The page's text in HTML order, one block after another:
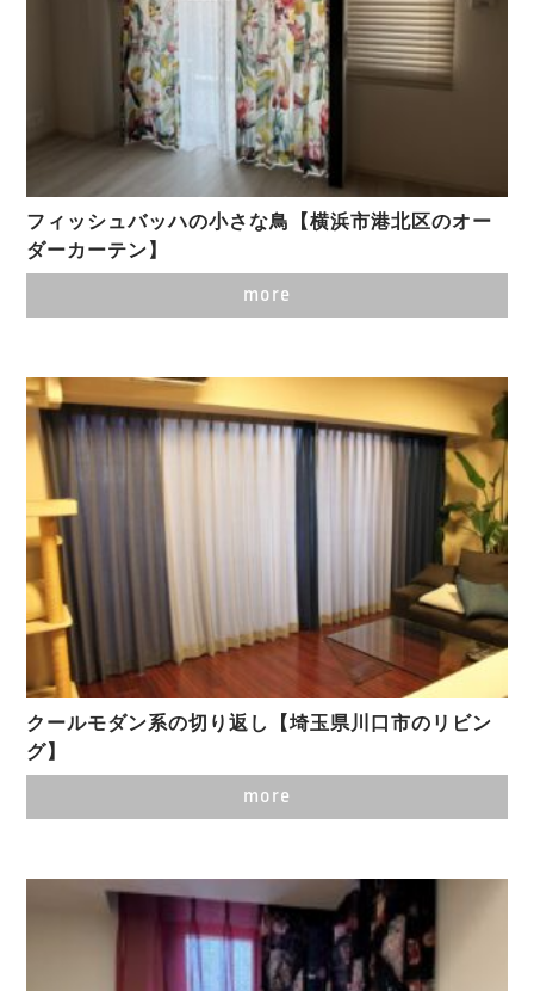
フィッシュバッハの小さな鳥【横浜市港北区のオー
ダーカーテン】
more
クールモダン系の切り返し【埼玉県川口市のリビン
グ】
more